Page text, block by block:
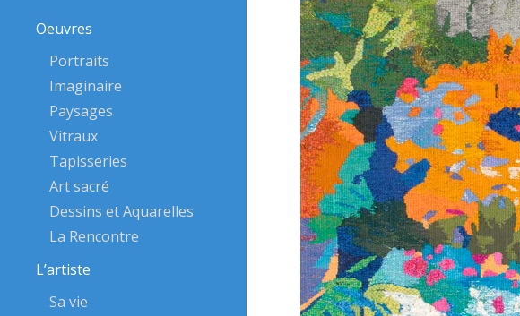
Oeuvres
Portraits
Imaginaire
Paysages
Vitraux
Tapisseries
Art sacré
Dessins et Aquarelles
La Rencontre
L’artiste
Sa vie